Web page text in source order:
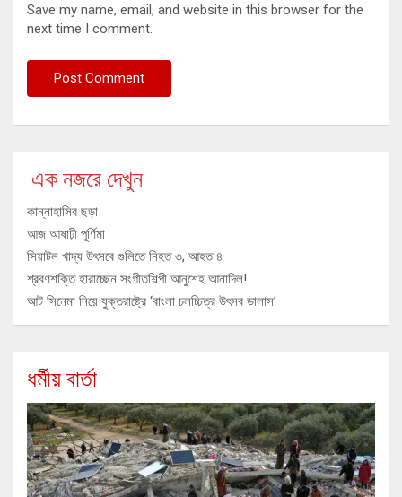
Save my name, email, and website in this browser for the
next time I comment.
এক নজরে দেখুন
কান্নাহাসির ছড়া
আজ আষাঢ়ী পূর্ণিমা
সিয়াটল খাদ্য উৎসবে গুলিতে নিহত ৩, আহত ৪
শ্রবণশক্তি হারাচ্ছেন সংগীতশিল্পী আনুশেহ আনাদিল!
আট সিনেমা নিয়ে যুক্তরাষ্ট্রে ‘বাংলা চলচ্চিত্র উৎসব ডালাস’
ধর্মীয় বার্তা